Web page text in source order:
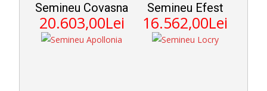
Semineu Covasna
20.603,00Lei
Semineu Efest
16.562,00Lei